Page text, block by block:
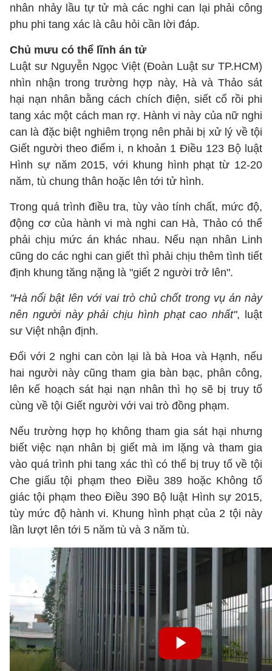
nhân nhảy lầu tự tử mà các nghi can lại phải công
phu phi tang xác là câu hỏi cần lời đáp.
Chủ mưu có thể lĩnh án tử
Luật sư Nguyễn Ngọc Việt (Đoàn Luật sư TP.HCM)
nhìn nhận trong trường hợp này, Hà và Thảo sát
hại nạn nhân bằng cách chích điện, siết cổ rồi phi
tang xác một cách man rợ. Hành vi này của nữ nghi
can là đặc biệt nghiêm trọng nên phải bị xử lý về tội
Giết người theo điểm i, n khoản 1 Điều 123 Bộ luật
Hình sự năm 2015, với khung hình phạt từ 12-20
năm, tù chung thân hoặc lên tới tử hình.
Trong quá trình điều tra, tùy vào tính chất, mức độ,
động cơ của hành vi mà nghi can Hà, Thảo có thể
phải chịu mức án khác nhau. Nếu nạn nhân Linh
cũng do các nghi can giết thì phải chịu thêm tình tiết
định khung tăng nặng là "giết 2 người trở lên".
"Hà nổi bật lên với vai trò chủ chốt trong vụ án này
nên người này phải chịu hình phạt cao nhất", luật
sư Việt nhận định.
Đối với 2 nghi can còn lại là bà Hoa và Hạnh, nếu
hai người này cũng tham gia bàn bạc, phân công,
lên kế hoạch sát hại nạn nhân thì họ sẽ bị truy tố
cùng về tội Giết người với vai trò đồng phạm.
Nếu trường hợp họ không tham gia sát hại nhưng
biết việc nạn nhân bị giết mà im lặng và tham gia
vào quá trình phi tang xác thì có thể bị truy tố về tội
Che giấu tội phạm theo Điều 389 hoặc Không tố
giác tội phạm theo Điều 390 Bộ luật Hình sự 2015,
tùy mức độ hành vi. Khung hình phạt của 2 tội này
lần lượt lên tới 5 năm tù và 3 năm tù.